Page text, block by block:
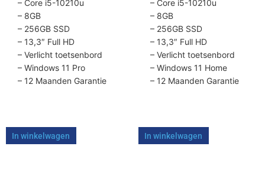
– Core i5-10210u
– 8GB
– 256GB SSD
– 13,3″ Full HD
– Verlicht toetsenbord
– Windows 11 Pro
– 12 Maanden Garantie
In winkelwagen
productpagina
– Core i5-10210u
– 8GB
– 256GB SSD
– 13,3″ Full HD
– Verlicht toetsenbord
– Windows 11 Home
– 12 Maanden Garantie
In winkelwagen
productpagina